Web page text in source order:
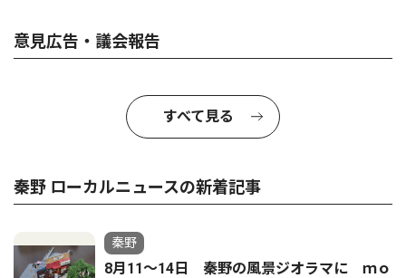
意見広告・議会報告
すべて見る
秦野 ローカルニュースの新着記事
秦野
8月11〜14日 秦野の風景ジオラマに ｍｏ